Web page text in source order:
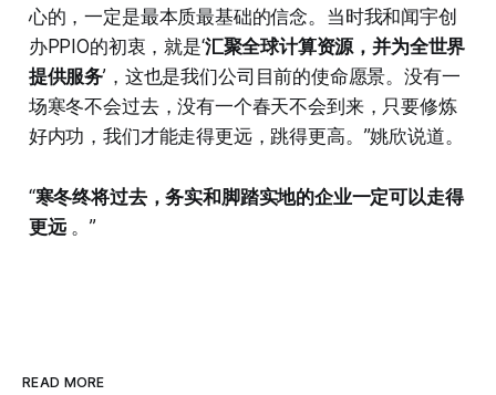
心的，一定是最本质最基础的信念。当时我和闻宇创
办PPIO的初衷，就是‘汇聚全球计算资源，并为全世界
提供服务’，这也是我们公司目前的使命愿景。没有一
场寒冬不会过去，没有一个春天不会到来，只要修炼
好内功，我们才能走得更远，跳得更高。”姚欣说道。
“寒冬终将过去，务实和脚踏实地的企业一定可以走得
更远。”
READ MORE